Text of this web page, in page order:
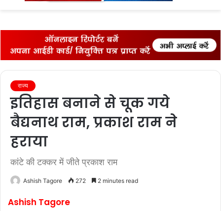
राज्‍य
इतिहास बनाने से चूक गये
बैद्यनाथ राम, प्रकाश राम ने
हराया
कांटे की टक्‍कर में जीते प्रकाश राम
Ashish Tagore 272 2 minutes read
Ashish Tagore